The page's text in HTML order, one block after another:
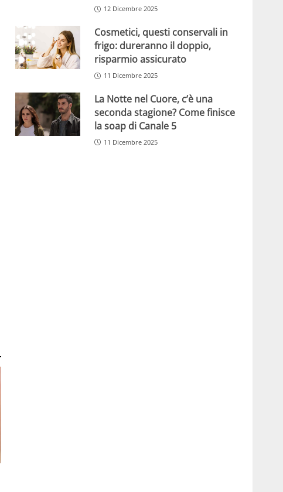
12 Dicembre 2025
Cosmetici, questi conservali in
frigo: dureranno il doppio,
risparmio assicurato
11 Dicembre 2025
La Notte nel Cuore, c’è una
seconda stagione? Come finisce
la soap di Canale 5
11 Dicembre 2025